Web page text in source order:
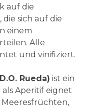
auf die
sich auf die
einem
Alle
und vinifiziert.
Rueda) ist ein
Aperitif eignet
Meeresfrüchten,